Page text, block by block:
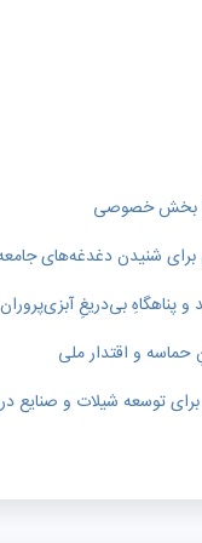
با بخش خصوصی
برای شنیدن دغدغه‌های
پناهگاهِ بی‌دریغِ آبزی‌پروران
حماسه و اقتدار ملی
توسعه شیلات و صنایع